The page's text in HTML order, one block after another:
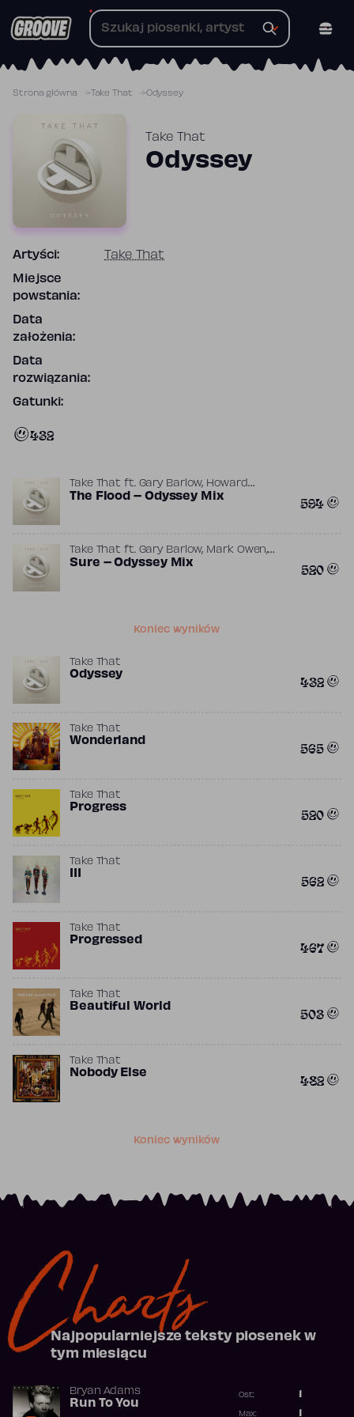
do
Strona główna Take That Odyssey
Take That
Odyssey
Artyści: Take That
Miejsce
powstania:
Data
założenia:
Data
rozwiązania:
Gatunki:
432
Take That ft. Gary Barlow, Howard
Donald,Jason Orange,Mark Owen
The Flood – Odyssey Mix 594
Take That ft. Gary Barlow, Mark Owen,
Robbie Williams
Sure – Odyssey Mix 520
Koniec wyników
Take That
Odyssey 432
Take That
Wonderland 565
Take That
Progress 520
Take That
562
Take That
Progressed 467
Take That
Beautiful World 503
Take That
Nobody Else 482
Koniec wyników
Charts
Najpopularniejsze teksty piosenek w
tym miesiącu
Bryan Adams
Run To You
Ost.:
Max: